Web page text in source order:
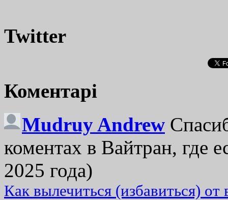
Twitter
Коментарі
Mudruy Andrew
коментах в Вайтран, где
2025 года)
Как вылечиться (избавиться)